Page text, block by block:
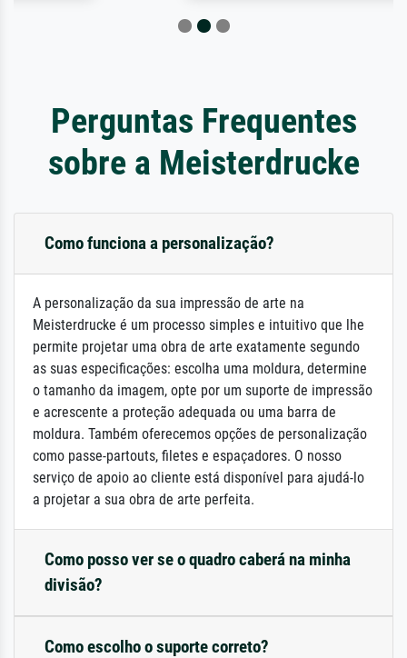
Perguntas Frequentes
sobre a Meisterdrucke
Como funciona a personalização?
A personalização da sua impressão de arte na
Meisterdrucke é um processo simples e intuitivo que lhe
permite projetar uma obra de arte exatamente segundo
as suas especificações: escolha uma moldura, determine
o tamanho da imagem, opte por um suporte de impressão
e acrescente a proteção adequada ou uma barra de
moldura. Também oferecemos opções de personalização
como passe-partouts, filetes e espaçadores. O nosso
serviço de apoio ao cliente está disponível para ajudá-lo
a projetar a sua obra de arte perfeita.
Como posso ver se o quadro caberá na minha
divisão?
Como escolho o suporte correto?